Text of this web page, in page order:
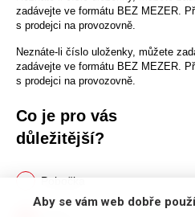
Aby se vám web dobře